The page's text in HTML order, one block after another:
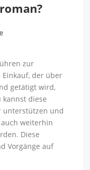
zur
Einkauf, der über
getätigt wird,
kannst diese
unterstützen und
weiterhin
Diese
Vorgänge auf